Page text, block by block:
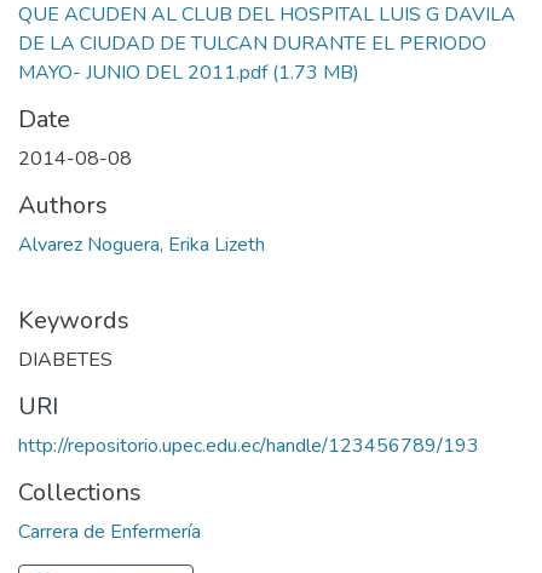
QUE ACUDEN AL CLUB DEL HOSPITAL LUIS G DAVILA
DE LA CIUDAD DE TULCAN DURANTE EL PERIODO
MAYO- JUNIO DEL 2011.pdf(1.73 MB)
Date
2014-08-08
Authors
Alvarez Noguera, Erika Lizeth
Keywords
DIABETES
URI
http://repositorio.upec.edu.ec/handle/123456789/193
Collections
Carrera de Enfermería